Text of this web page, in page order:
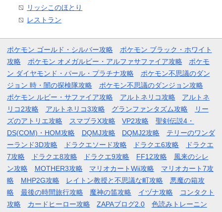
リッシこのほとり
レストラン
ポケモン ゴールド・シルバー攻略
ポケモン ブラック・ホワイト
攻略
ポケモン オメガルビー・アルファサファイア攻略
ポケモ
ン ダイヤモンド・パール・プラチナ攻略
ポケモン不思議のダン
ジョン 時・闇の探検隊攻略
ポケモン不思議のダンジョン攻略
ポケモン ルビー・サファイア攻略
アルトネリコ攻略
アルトネ
リコ2攻略
アルトネリコ3攻略 グランファンタズム攻略
リー
ズのアトリエ攻略
スマブラX攻略 VP2攻略
聖剣伝説4・
DS(COM)・HOM攻略
DQMJ攻略 DQMJ2攻略
テリーのワンダ
ーランド3D攻略
ドラクエソード攻略 ドラクエ6攻略
ドラクエ
7攻略
ドラクエ8攻略 ドラクエ9攻略 FF12攻略
風来のシレ
ン攻略
MOTHER3攻略 マリオカートWii攻略
マリオカート7攻
略
MHP2G攻略 レイトン教授と不思議な町攻略
悪魔の箱攻
略
最後の時間旅行攻略 魔神の笛攻略 イヅナ攻略
コンタクト
攻略
カードヒーロー攻略 ZAPAブログ2.0 色読みトレーニン